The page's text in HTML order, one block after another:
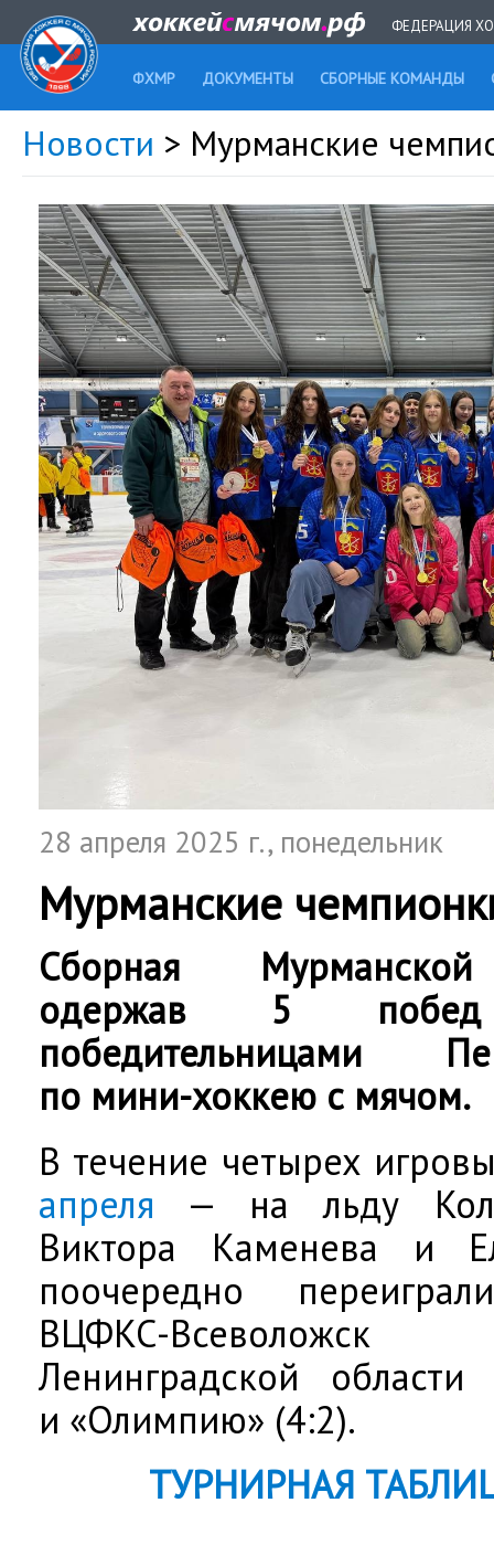
ФЕДЕРАЦИЯ
ФХМР ДОКУМЕНТЫ СБОРНЫЕ КОМАНДЫ
Новости > Мурманские
28 апреля 2025 г., понедельник
Мурманские
Сборная
одержав 5
победительницами
по мини-хоккею с мячом.
В течение четырех
апреля — на льду
Виктора Каменева и
поочередно
ВЦФКС-
Ленинградской
и «Олимпию» (4:2).
ТУРНИРНАЯ